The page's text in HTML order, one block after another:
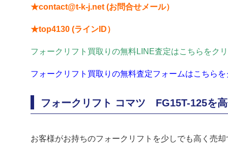
★contact@t-k-j.net (お問合せメール）
★top4130 (ラインID）
フォークリフト買取りの無料LINE査定はこちらをク
フォークリフト買取りの無料査定フォームはこちら
フォークリフト コマツ FG15T-125を
お客様がお持ちのフォークリフトを少しでも高く売